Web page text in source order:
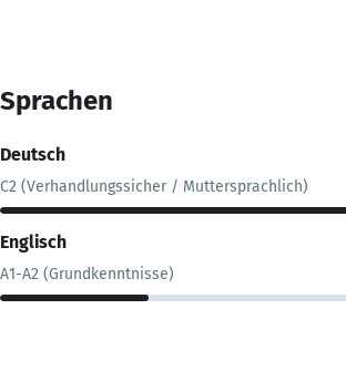
Sprachen
Deutsch
C2 (Verhandlungssicher / Muttersprachlich)
Englisch
A1-A2 (Grundkenntnisse)